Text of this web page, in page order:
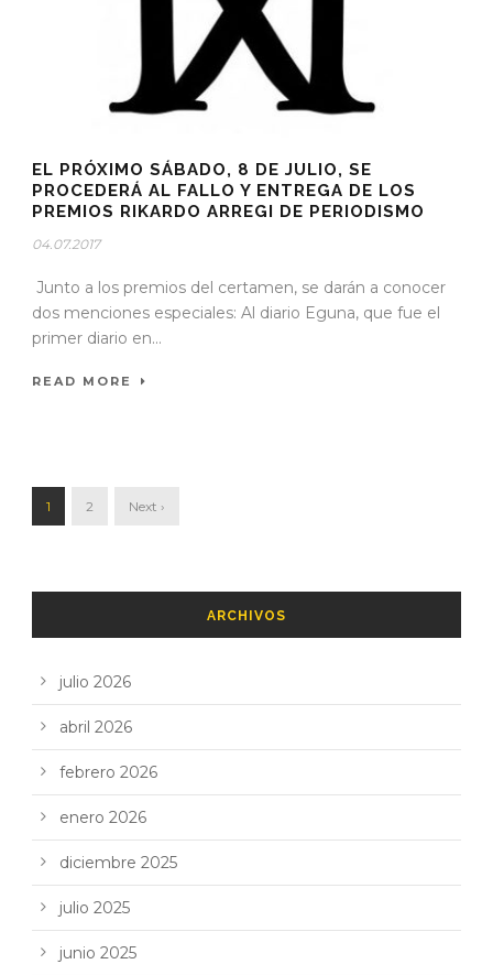
EL PRÓXIMO SÁBADO, 8 DE JULIO, SE
PROCEDERÁ AL FALLO Y ENTREGA DE LOS
PREMIOS RIKARDO ARREGI DE PERIODISMO
04.07.2017
Junto a los premios del certamen, se darán a conocer
dos menciones especiales: Al diario Eguna, que fue el
primer diario en...
READ MORE
1 2 Next ›
ARCHIVOS
julio 2026
abril 2026
febrero 2026
enero 2026
diciembre 2025
julio 2025
junio 2025